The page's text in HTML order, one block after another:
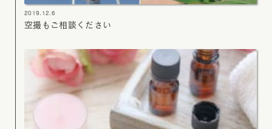
2019.12.6
空撮もご相談ください